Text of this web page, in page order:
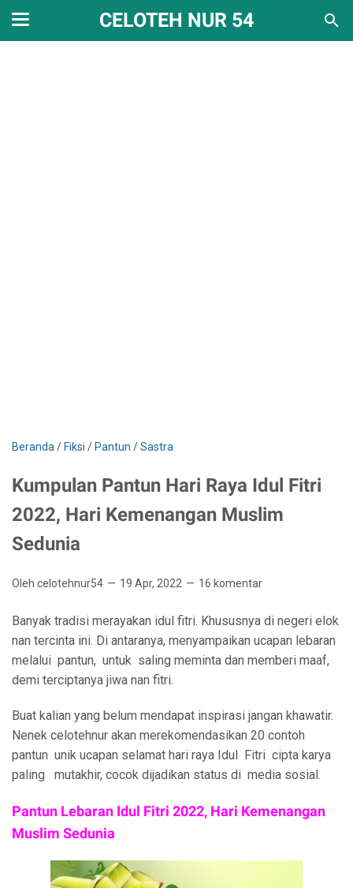
CELOTEH NUR 54
Beranda / Fiksi / Pantun /Sastra
Kumpulan Pantun Hari Raya Idul Fitri
2022, Hari Kemenangan Muslim
Sedunia
Oleh celotehnur54 19 Apr, 2022 16 komentar
Banyak tradisi merayakan idul fitri. Khususnya di negeri elok
nan tercinta ini. Di antaranya, menyampaikan ucapan lebaran
melalui pantun, untuk saling meminta dan memberi maaf,
demi terciptanya jiwa nan fitri.
Buat kalian yang belum mendapat inspirasi jangan khawatir.
Nenek celotehnur akan merekomendasikan 20 contoh
pantun unik ucapan selamat hari raya Idul Fitri cipta karya
paling mutakhir, cocok dijadikan status di media sosial.
Pantun Lebaran Idul Fitri 2022, Hari Kemenangan
Muslim Sedunia